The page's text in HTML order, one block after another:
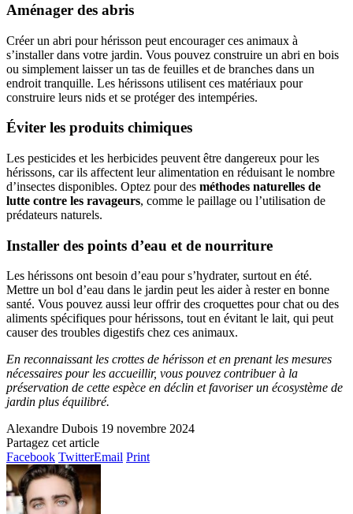
Aménager des abris
Créer un abri pour hérisson peut encourager ces animaux à
s’installer dans votre jardin. Vous pouvez construire un abri en bois
ou simplement laisser un tas de feuilles et de branches dans un
endroit tranquille. Les hérissons utilisent ces matériaux pour
construire leurs nids et se protéger des intempéries.
Éviter les produits chimiques
Les pesticides et les herbicides peuvent être dangereux pour les
hérissons, car ils affectent leur alimentation en réduisant le nombre
d’insectes disponibles. Optez pour des méthodes naturelles de
lutte contre les ravageurs, comme le paillage ou l’utilisation de
prédateurs naturels.
Installer des points d’eau et de nourriture
Les hérissons ont besoin d’eau pour s’hydrater, surtout en été.
Mettre un bol d’eau dans le jardin peut les aider à rester en bonne
santé. Vous pouvez aussi leur offrir des croquettes pour chat ou des
aliments spécifiques pour hérissons, tout en évitant le lait, qui peut
causer des troubles digestifs chez ces animaux.
En reconnaissant les crottes de hérisson et en prenant les mesures
nécessaires pour les accueillir, vous pouvez contribuer à la
préservation de cette espèce en déclin et favoriser un écosystème de
jardin plus équilibré.
Alexandre Dubois 19 novembre 2024
Partagez cet article
Facebook TwitterEmail Print